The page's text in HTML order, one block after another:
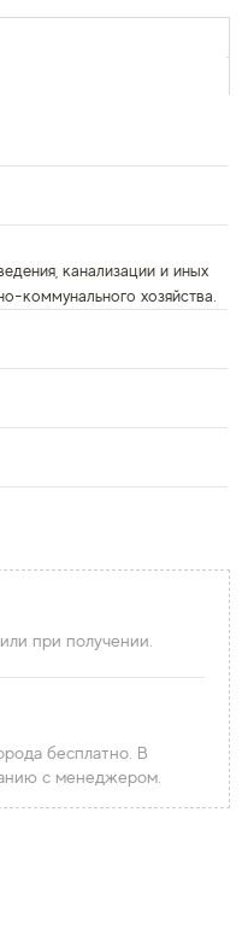
канализации и иных
коммунального хозяйства.
при получении.
бесплатно. В
с менеджером.